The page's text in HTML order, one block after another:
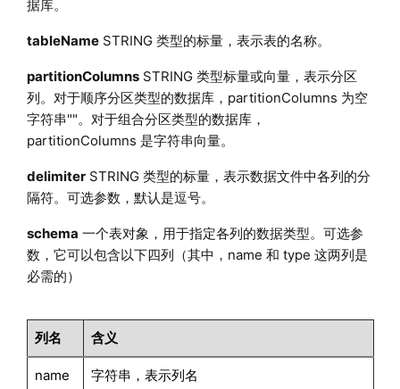
据库。
tableNameSTRING 类型的标量，表示表的名称。
partitionColumnsSTRING 类型标量或向量，表示分区
列。对于顺序分区类型的数据库，partitionColumns 为空
字符串""。对于组合分区类型的数据库，
partitionColumns 是字符串向量。
delimiterSTRING 类型的标量，表示数据文件中各列的分
隔符。可选参数，默认是逗号。
schema 一个表对象，用于指定各列的数据类型。可选参
数，它可以包含以下四列（其中，name 和 type 这两列是
必需的）
列名 含义
name 字符串，表示列名